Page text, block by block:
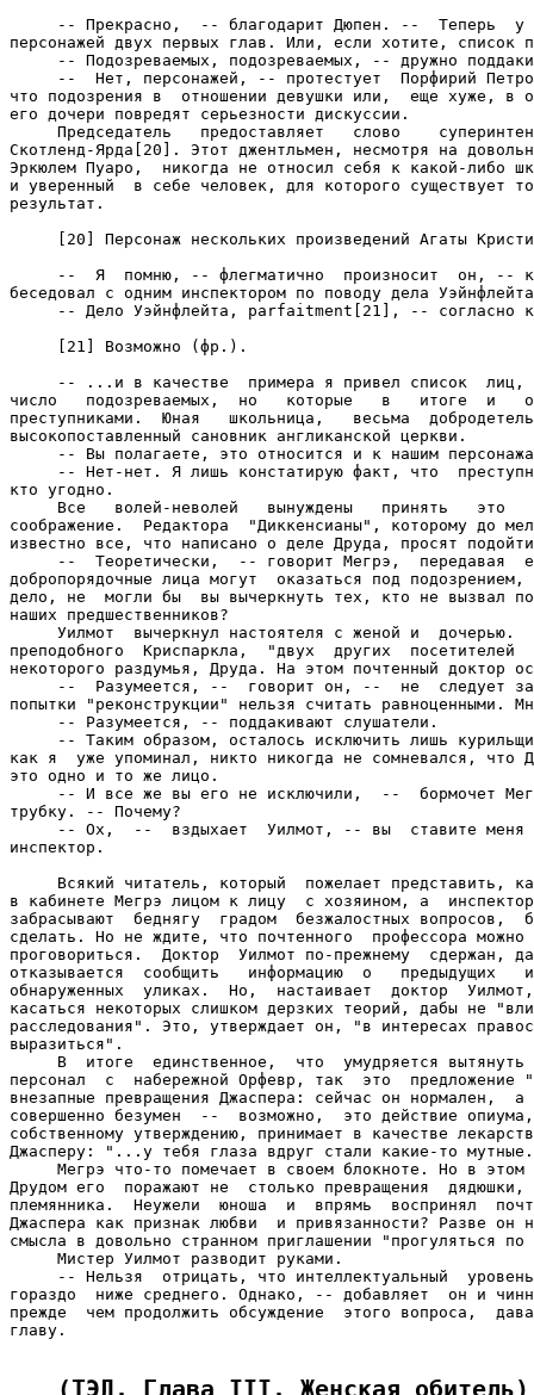
-- Прекрасно,  -- благодарит Дюпен. --  Теперь  у
персонажей двух первых глав. Или, если хотите, список
-- Подозреваемых, подозреваемых, -- дружно
--  Нет, персонажей, -- протестует  Порфирий
что подозрения в  отношении девушки или,  еще хуже, в
его дочери повредят серьезности дискуссии.
Председатель   предоставляет   слово
Скотленд-Ярда[20]. Этот джентльмен, несмотря на
Эркюлем Пуаро,  никогда не относил себя к какой-либо
и уверенный  в себе человек, для которого существует
результат.
[20] Персонаж нескольких произведений Агаты
--  Я  помню, -- флегматично  произносит  он, --
беседовал с одним инспектором по поводу дела
-- Дело Уэйнфлейта, parfaitment[21], -- согласно
     [21] Возможно (фр.).
-- ...и в качестве  примера я привел список  лиц,
число   подозреваемых,  но   которые   в   итоге  и
преступниками.  Юная   школьница,   весьма
высокопоставленный сановник англиканской церкви.
-- Вы полагаете, это относится и к нашим
-- Нет-нет. Я лишь констатирую факт, что
кто угодно.
Все   волей-неволей   вынуждены   принять   это
соображение.  Редактора  "Диккенсианы", которому до
известно все, что написано о деле Друда, просят
--  Теоретически,  -- говорит Мегрэ,  передавая
добропорядочные лица могут  оказаться под
дело, не  могли бы  вы вычеркнуть тех, кто не вызвал
наших предшественников?
Уилмот  вычеркнул настоятеля с женой и  дочерью.
преподобного  Криспаркла,  "двух  других
некоторого раздумья, Друда. На этом почтенный доктор
--  Разумеется, --  говорит он, --  не  следует
попытки "реконструкции" нельзя считать равноценными.
     -- Разумеется, -- поддакивают слушатели.
-- Таким образом, осталось исключить лишь
как я  уже упоминал, никто никогда не сомневался, что
это одно и то же лицо.
-- И все же вы его не исключили,  --  бормочет
трубку. -- Почему?
-- Ох,  --  вздыхает  Уилмот, -- вы  ставите меня
инспектор.
Всякий читатель, который  пожелает представить,
в кабинете Мегрэ лицом к лицу  с хозяином, а
забрасывают  беднягу  градом  безжалостных вопросов,
сделать. Но не ждите, что почтенного  профессора можно
проговориться.  Доктор  Уилмот по-прежнему  сдержан,
отказывается  сообщить   информацию  о   предыдущих
обнаруженных  уликах.  Но,  настаивает  доктор
касаться некоторых слишком дерзких теорий, дабы не
расследования". Это, утверждает он, "в интересах
выразиться".
В  итоге  единственное,  что  умудряется вытянуть
персонал  с  набережной Орфевр, так  это  предложение
внезапные превращения Джаспера: сейчас он нормален,  а
совершенно безумен  --  возможно,  это действие
собственному утверждению, принимает в качестве
Джасперу: "...у тебя глаза вдруг стали какие-то
Мегрэ что-то помечает в своем блокноте. Но в этом
Друдом его  поражают не  столько превращения  дядюшки,
племянника.  Неужели  юноша  и  впрямь  воспринял
Джаспера как признак любви  и привязанности? Разве он
смысла в довольно странном приглашении "прогуляться по
     Мистер Уилмот разводит руками.
-- Нельзя  отрицать, что интеллектуальный
гораздо  ниже среднего. Однако, -- добавляет  он и
прежде  чем продолжить обсуждение  этого вопроса,
главу.